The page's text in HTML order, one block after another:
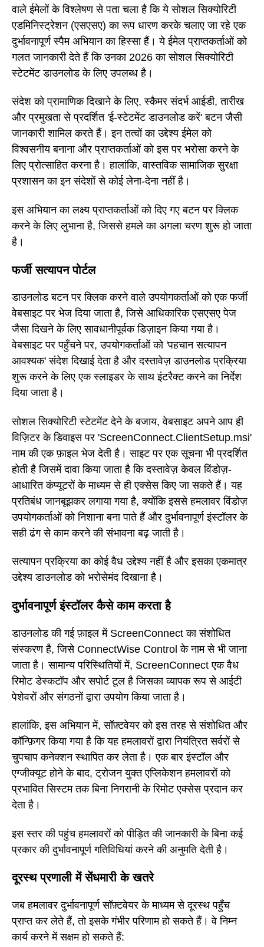
वाले ईमेलों के विश्लेषण से पता चला है कि ये सोशल सिक्योरिटी
एडमिनिस्ट्रेशन (एसएसए) का रूप धारण करके चलाए जा रहे एक
दुर्भावनापूर्ण स्पैम अभियान का हिस्सा हैं। ये ईमेल प्राप्तकर्ताओं को
गलत जानकारी देते हैं कि उनका 2026 का सोशल सिक्योरिटी
स्टेटमेंट डाउनलोड के लिए उपलब्ध है।
संदेश को प्रामाणिक दिखाने के लिए, स्कैमर संदर्भ आईडी, तारीख
और प्रमुखता से प्रदर्शित 'ई-स्टेटमेंट डाउनलोड करें' बटन जैसी
जानकारी शामिल करते हैं। इन तत्वों का उद्देश्य ईमेल को
विश्वसनीय बनाना और प्राप्तकर्ताओं को इस पर भरोसा करने के
लिए प्रोत्साहित करना है। हालांकि, वास्तविक सामाजिक सुरक्षा
प्रशासन का इन संदेशों से कोई लेना-देना नहीं है।
इस अभियान का लक्ष्य प्राप्तकर्ताओं को दिए गए बटन पर क्लिक
करने के लिए लुभाना है, जिससे हमले का अगला चरण शुरू हो जाता
है।
फर्जी सत्यापन पोर्टल
डाउनलोड बटन पर क्लिक करने वाले उपयोगकर्ताओं को एक फर्जी
वेबसाइट पर भेज दिया जाता है, जिसे आधिकारिक एसएसए पेज
जैसा दिखने के लिए सावधानीपूर्वक डिज़ाइन किया गया है।
वेबसाइट पर पहुँचने पर, उपयोगकर्ताओं को 'पहचान सत्यापन
आवश्यक' संदेश दिखाई देता है और दस्तावेज़ डाउनलोड प्रक्रिया
शुरू करने के लिए एक स्लाइडर के साथ इंटरैक्ट करने का निर्देश
दिया जाता है।
सोशल सिक्योरिटी स्टेटमेंट देने के बजाय, वेबसाइट अपने आप ही
विज़िटर के डिवाइस पर 'ScreenConnect.ClientSetup.msi'
नाम की एक फ़ाइल भेज देती है। साइट पर एक सूचना भी प्रदर्शित
होती है जिसमें दावा किया जाता है कि दस्तावेज़ केवल विंडोज़-
आधारित कंप्यूटरों के माध्यम से ही एक्सेस किए जा सकते हैं। यह
प्रतिबंध जानबूझकर लगाया गया है, क्योंकि इससे हमलावर विंडोज़
उपयोगकर्ताओं को निशाना बना पाते हैं और दुर्भावनापूर्ण इंस्टॉलर के
सही ढंग से काम करने की संभावना बढ़ जाती है।
सत्यापन प्रक्रिया का कोई वैध उद्देश्य नहीं है और इसका एकमात्र
उद्देश्य डाउनलोड को भरोसेमंद दिखाना है।
दुर्भावनापूर्ण इंस्टॉलर कैसे काम करता है
डाउनलोड की गई फ़ाइल में ScreenConnect का संशोधित
संस्करण है, जिसे ConnectWise Control के नाम से भी जाना
जाता है। सामान्य परिस्थितियों में, ScreenConnect एक वैध
रिमोट डेस्कटॉप और सपोर्ट टूल है जिसका व्यापक रूप से आईटी
पेशेवरों और संगठनों द्वारा उपयोग किया जाता है।
हालांकि, इस अभियान में, सॉफ़्टवेयर को इस तरह से संशोधित और
कॉन्फ़िगर किया गया है कि यह हमलावरों द्वारा नियंत्रित सर्वरों से
चुपचाप कनेक्शन स्थापित कर लेता है। एक बार इंस्टॉल और
एग्जीक्यूट होने के बाद, ट्रोजन युक्त एप्लिकेशन हमलावरों को
प्रभावित सिस्टम तक बिना निगरानी के रिमोट एक्सेस प्रदान कर
देता है।
इस स्तर की पहुंच हमलावरों को पीड़ित की जानकारी के बिना कई
प्रकार की दुर्भावनापूर्ण गतिविधियां करने की अनुमति देती है।
दूरस्थ प्रणाली में सेंधमारी के खतरे
जब हमलावर दुर्भावनापूर्ण सॉफ़्टवेयर के माध्यम से दूरस्थ पहुँच
प्राप्त कर लेते हैं, तो इसके गंभीर परिणाम हो सकते हैं। वे निम्न
कार्य करने में सक्षम हो सकते हैं: